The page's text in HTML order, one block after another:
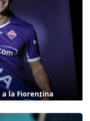
la Fiorentina